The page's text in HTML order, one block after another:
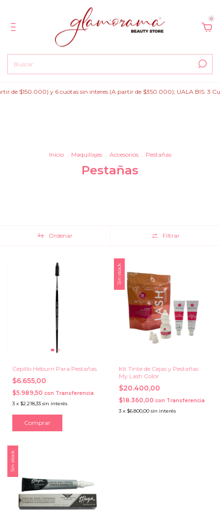
0
y 6 cuotas sin interes (A partir de $350.000); UALA BIS: 3 Cuotas
Inicio . Maquillajes . Accesorios . Pestañas
Pestañas
Ordenar Filtrar
Cepillo Heburn Para Pestañas
$6.655,00
$5.989,50 con Transferencia
3 x $2.218,33 sin interés
Sin stock
Kit Tinte de Cejas y Pestañas
My Lash Color
$20.400,00
$18.360,00 con Transferencia
3 x $6.800,00 sin interés
Sin stock